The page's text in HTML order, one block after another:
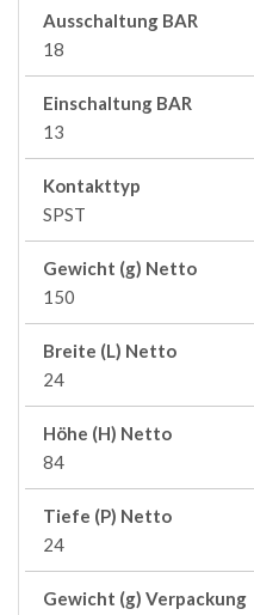
Ausschaltung BAR
18
Einschaltung BAR
13
Kontakttyp
SPST
Gewicht (g) Netto
150
Breite (L) Netto
24
Höhe (H) Netto
84
Tiefe (P) Netto
24
Gewicht (g) Verpackung